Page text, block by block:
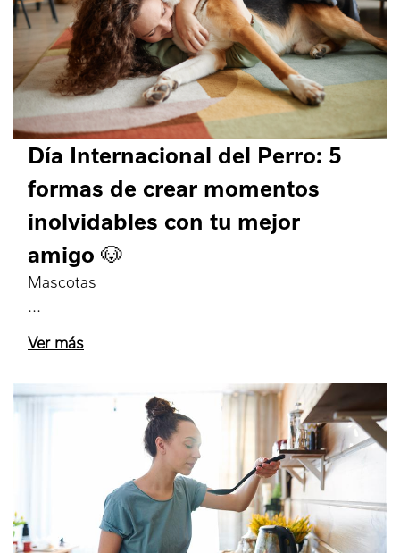
Día Internacional del Perro: 5
formas de crear momentos
inolvidables con tu mejor
amigo 🐶
Mascotas
Ver más